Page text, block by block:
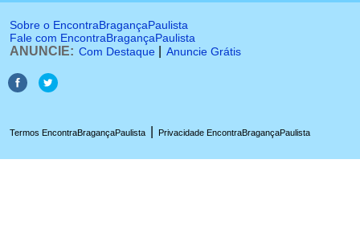
Sobre o EncontraBragançaPaulista
Fale com EncontraBragançaPaulista
ANUNCIE: Com Destaque Anuncie Grátis
Termos EncontraBragançaPaulista Privacidade EncontraBragançaPaulista